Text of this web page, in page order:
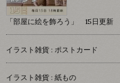
「部屋に絵を飾ろう」 15日更新
イラスト雑貨 : ポストカード
イラスト雑貨 : 紙もの